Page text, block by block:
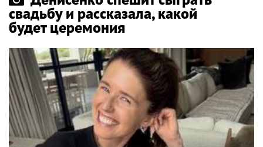
свадьбу и рассказала, какой
будет церемония